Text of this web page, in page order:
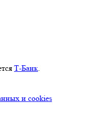
Т-Банк
и cookies